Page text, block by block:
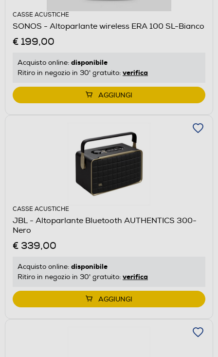
CASSE ACUSTICHE
SONOS - Altoparlante wireless ERA 100 SL-Bianco
€ 199,00
Acquisto online: disponibile
Ritiro in negozio in 30' gratuito: verifica
AGGIUNGI
CASSE ACUSTICHE
JBL - Altoparlante Bluetooth AUTHENTICS 300-
Nero
€ 339,00
Acquisto online: disponibile
Ritiro in negozio in 30' gratuito: verifica
AGGIUNGI